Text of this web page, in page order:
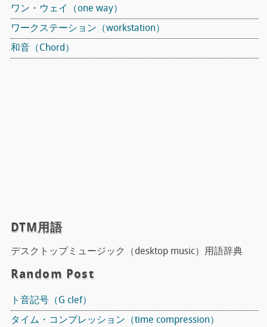
ワン・ウェイ（one way）
ワークステーション（workstation）
和音（Chord）
DTM用語
デスクトップミュージック（desktop music）用語辞典
Random Post
ト音記号（G clef）
タイム・コンプレッション（time compression）